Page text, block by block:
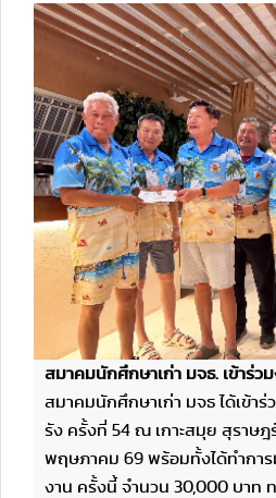
สมาคมนักศึกษาเก่า มจธ. เข้าร่ว
สมาคมนักศึกษาเก่า มจธ ได้เข้า
รัง ครั้งที่ 54 ณ เกาะสมุย สุราษฎ
พฤษภาคม 69 พร้อมทั้งได้ทำกา
งาน ครั้งนี้ จำนวน 30,000 บาท